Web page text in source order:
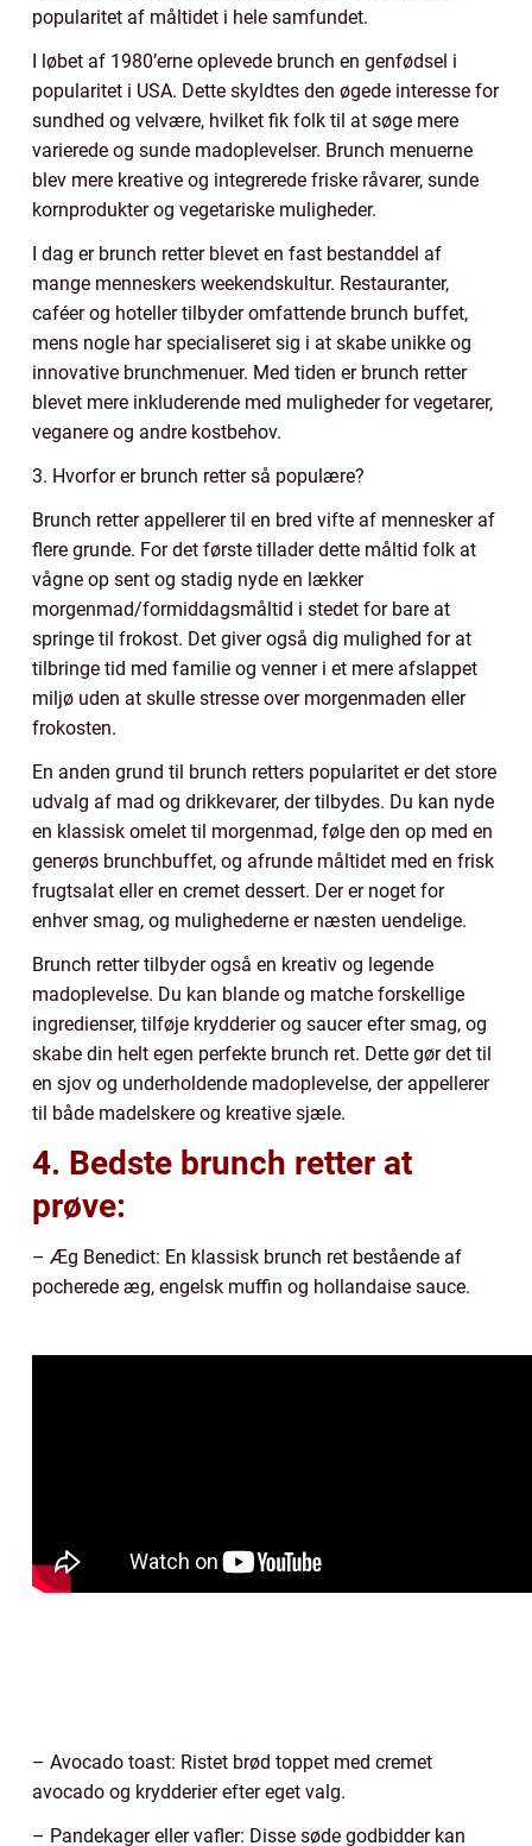
popularitet af måltidet i hele samfundet.
I løbet af 1980’erne oplevede brunch en genfødsel i
popularitet i USA. Dette skyldtes den øgede interesse for
sundhed og velvære, hvilket fik folk til at søge mere
varierede og sunde madoplevelser. Brunch menuerne
blev mere kreative og integrerede friske råvarer, sunde
kornprodukter og vegetariske muligheder.
I dag er brunch retter blevet en fast bestanddel af
mange menneskers weekendskultur. Restauranter,
caféer og hoteller tilbyder omfattende brunch buffet,
mens nogle har specialiseret sig i at skabe unikke og
innovative brunchmenuer. Med tiden er brunch retter
blevet mere inkluderende med muligheder for vegetarer,
veganere og andre kostbehov.
3. Hvorfor er brunch retter så populære?
Brunch retter appellerer til en bred vifte af mennesker af
flere grunde. For det første tillader dette måltid folk at
vågne op sent og stadig nyde en lækker
morgenmad/formiddagsmåltid i stedet for bare at
springe til frokost. Det giver også dig mulighed for at
tilbringe tid med familie og venner i et mere afslappet
miljø uden at skulle stresse over morgenmaden eller
frokosten.
En anden grund til brunch retters popularitet er det store
udvalg af mad og drikkevarer, der tilbydes. Du kan nyde
en klassisk omelet til morgenmad, følge den op med en
generøs brunchbuffet, og afrunde måltidet med en frisk
frugtsalat eller en cremet dessert. Der er noget for
enhver smag, og mulighederne er næsten uendelige.
Brunch retter tilbyder også en kreativ og legende
madoplevelse. Du kan blande og matche forskellige
ingredienser, tilføje krydderier og saucer efter smag, og
skabe din helt egen perfekte brunch ret. Dette gør det til
en sjov og underholdende madoplevelse, der appellerer
til både madelskere og kreative sjæle.
4. Bedste brunch retter at
prøve:
– Æg Benedict: En klassisk brunch ret bestående af
pocherede æg, engelsk muffin og hollandaise sauce.
– Avocado toast: Ristet brød toppet med cremet
avocado og krydderier efter eget valg.
– Pandekager eller vafler: Disse søde godbidder kan